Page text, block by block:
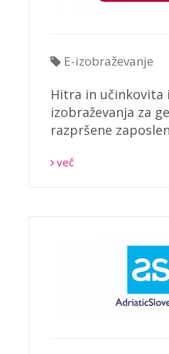
E-izobraževanje
Hitra in učinkovita
izobraževanja za
razpršene
več